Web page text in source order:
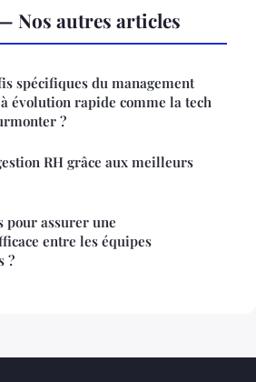
Nos autres articles
spécifiques du management
évolution rapide comme la tech
?
RH grâce aux meilleurs
pour assurer une
entre les équipes
?